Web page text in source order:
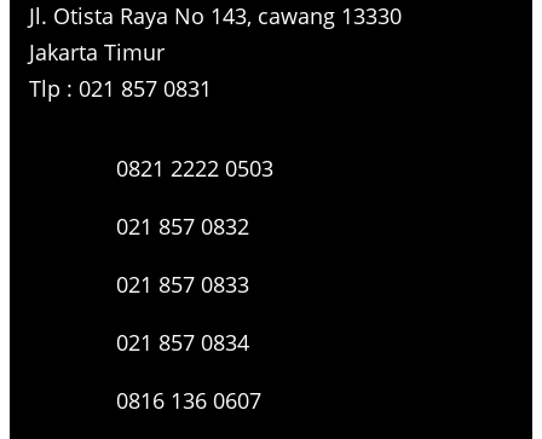
Jl. Otista Raya No 143, cawang 13330
Jakarta Timur
Tlp : 021 857 0831
0821 2222 0503
021 857 0832
021 857 0833
021 857 0834
0816 136 0607